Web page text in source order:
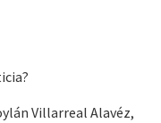
Villarreal Alavéz,